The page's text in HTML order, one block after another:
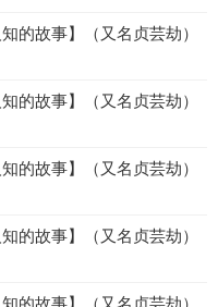
的故事】（又名贞芸劫）
的故事】（又名贞芸劫）
的故事】（又名贞芸劫）
的故事】（又名贞芸劫）
的故事】（又名贞芸劫）